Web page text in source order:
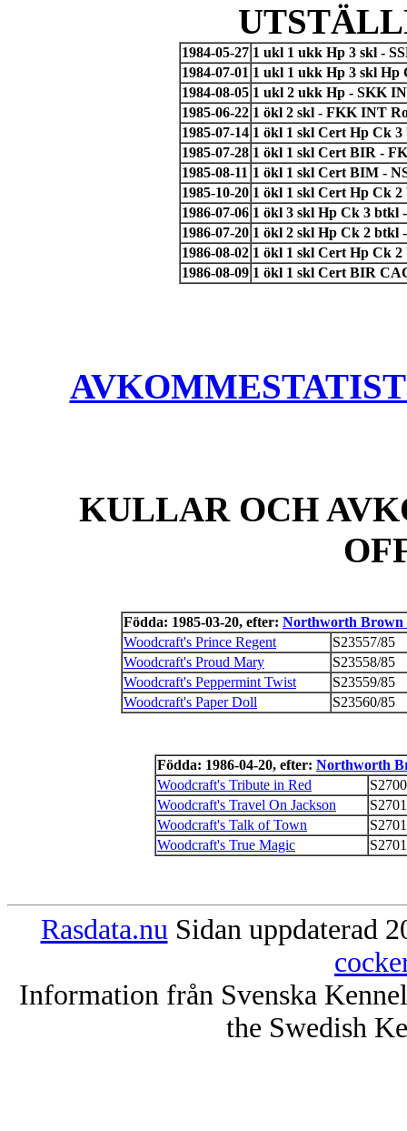
1984-05-27 1 ukl 1 ukk Hp 3 skl -
1984-07-01 1 ukl 1 ukk Hp 3 skl
1984-08-05 1 ukl 2 ukk Hp - SKK
1985-06-22 1 ökl 2 skl - FKK INT
1985-07-14 1 ökl 1 skl Cert Hp Ck
1985-07-28 1 ökl 1 skl Cert BIR -
1985-08-11 1 ökl 1 skl Cert BIM -
1985-10-20 1 ökl 1 skl Cert Hp Ck
1986-07-06 1 ökl 3 skl Hp Ck 3 btkl
1986-07-20 1 ökl 2 skl Hp Ck 2 btkl
1986-08-02 1 ökl 1 skl Cert Hp Ck
1986-08-09 1 ökl 1 skl Cert BIR
KULLAR OCH
Födda: 1985-03-20, efter: Northworth Brown
Woodcraft's Prince Regent
S23557/85
Woodcraft's Proud Mary
S23558/85
Woodcraft's Peppermint Twist
S23559/85
Woodcraft's Paper Doll
S23560/85
Födda: 1986-04-20, efter: Northworth
Woodcraft's Tribute in Red
Woodcraft's Travel On Jackson
Woodcraft's Talk of Town
Woodcraft's True Magic
Rasdata.nu Sidan uppdaterad
Information från Svenska
the Swedish